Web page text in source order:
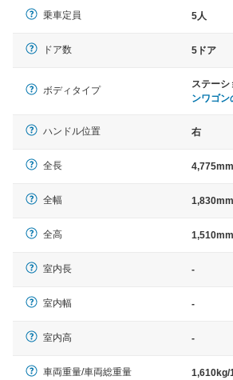
乗車定員 5人
ドア数 5ドア
ボディタイプ
ステーシ
ンワゴン
ハンドル位置 右
全長 4,775mm
全幅 1,830mm
全高 1,510mm
室内長 -
室内幅 -
室内高 -
車両重量/車両総重量 1,610kg/